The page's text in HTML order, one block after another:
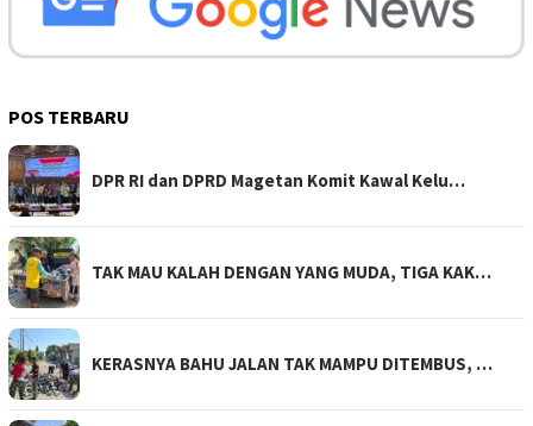
POS TERBARU
DPR RI dan DPRD Magetan Komit Kawal Kelu…
TAK MAU KALAH DENGAN YANG MUDA, TIGA KAK…
KERASNYA BAHU JALAN TAK MAMPU DITEMBUS, …